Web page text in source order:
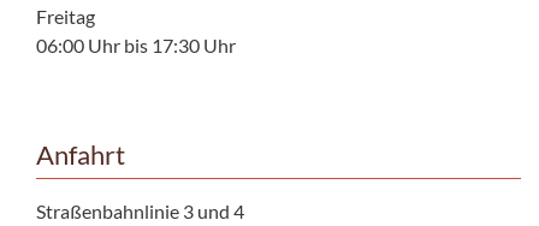
Freitag
06:00 Uhr bis 17:30 Uhr
Anfahrt
Straßenbahnlinie 3 und 4